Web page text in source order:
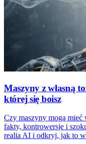
Maszyny z własną
której się boisz
Czy maszyny mogą mieć
fakty, kontrowersje i
realia AI i odkryj, jak to